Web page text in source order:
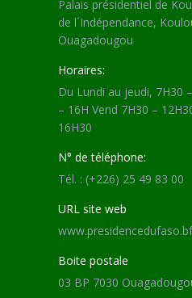
Palais présidentiel de
de l´Indépendance,
Ouagadougou
Horaires:
Du Lundi au jeudi, 7H30
– 16H Vend 7H30 –
16H30
N° de téléphone:
Tél. : (+226) 25 49 83 00
URL site web
www.presidencedufaso.bf
Boite postale
03 BP 7030